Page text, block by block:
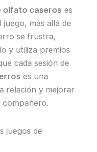
olfato caseros es
más allá de
se frustra,
y utiliza premios
cada sesión de
es una
relación y mejorar
compañero.
juegos de